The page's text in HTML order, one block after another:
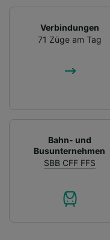
Verbindungen
71 Züge am Tag
Bahn- und
Busunternehmen
SBB CFF FFS